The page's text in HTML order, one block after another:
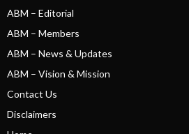
ABM – Editorial
ABM – Members
ABM – News & Updates
ABM – Vision & Mission
Contact Us
Disclaimers